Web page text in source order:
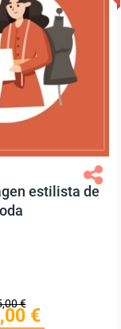
acceso
Diploma.
segura
estilista de
€
€